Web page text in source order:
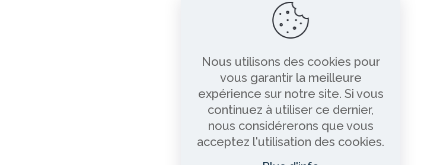
Nous utilisons des cookies pour
vous garantir la meilleure
expérience sur notre site. Si vous
continuez à utiliser ce dernier,
nous considérerons que vous
acceptez l'utilisation des cookies.